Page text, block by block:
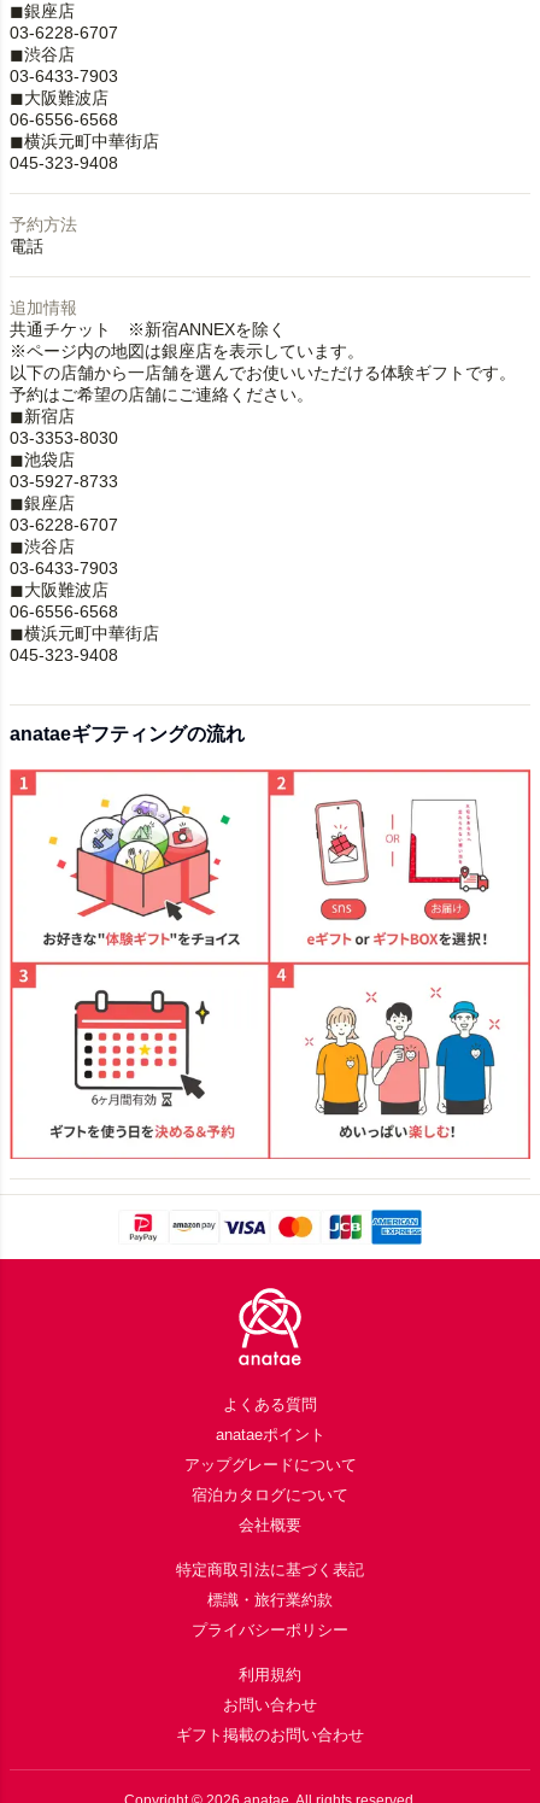
◼︎銀座店
03-6228-6707
◼︎渋谷店
03-6433-7903
◼︎大阪難波店
06-6556-6568
◼︎横浜元町中華街店
045-323-9408
予約方法
電話
追加情報
共通チケット ※新宿ANNEXを除く
※ページ内の地図は銀座店を表示しています。
以下の店舗から一店舗を選んでお使いいただける体験ギフトです。
予約はご希望の店舗にご連絡ください。
◼︎新宿店
03-3353-8030
◼︎池袋店
03-5927-8733
◼︎銀座店
03-6228-6707
◼︎渋谷店
03-6433-7903
◼︎大阪難波店
06-6556-6568
◼︎横浜元町中華街店
045-323-9408
anataeギフティングの流れ
よくある質問
anataeポイント
アップグレードについて
宿泊カタログについて
会社概要
特定商取引法に基づく表記
標識・旅行業約款
プライバシーポリシー
利用規約
お問い合わせ
ギフト掲載のお問い合わせ